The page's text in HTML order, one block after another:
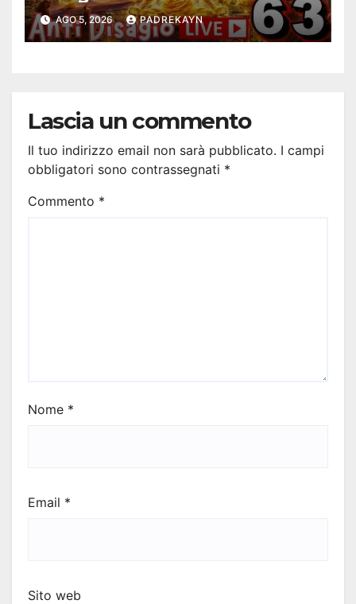
Antidisagio 63
AGO 5, 2026 PADREKAYN
Lascia un commento
Il tuo indirizzo email non sarà pubblicato. I campi
obbligatori sono contrassegnati *
Commento *
Nome *
Email *
Sito web